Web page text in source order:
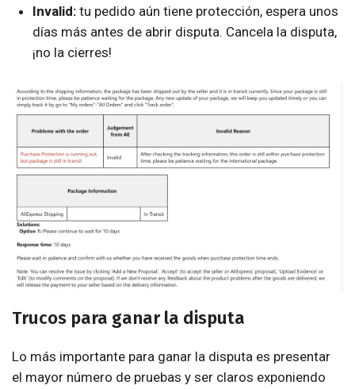
Invalid:tu pedido aún tiene protección, espera unos
días más antes de abrir disputa. Cancela la disputa,
¡no la cierres!
Trucos para ganar la disputa
Lo más importante para ganar la disputa es presentar
el mayor número de pruebas y ser claros exponiendo